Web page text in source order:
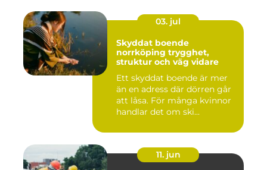
03. jul
Skyddat boende
norrköping trygghet,
struktur och väg vidare
Ett skyddat boende är mer
än en adress där dörren går
att låsa. För många kvinnor
handlar det om ski...
11. jun